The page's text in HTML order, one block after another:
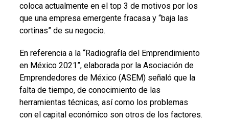
coloca actualmente en el top 3 de motivos por los
que una empresa emergente fracasa y “baja las
cortinas” de su negocio.
En referencia a la “Radiografía del Emprendimiento
en México 2021”, elaborada por la Asociación de
Emprendedores de México (ASEM) señaló que la
falta de tiempo, de conocimiento de las
herramientas técnicas, así como los problemas
con el capital económico son otros de los factores.